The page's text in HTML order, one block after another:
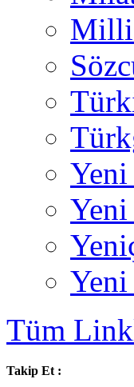
Milli
Yeni
Tüm
Takip Et :